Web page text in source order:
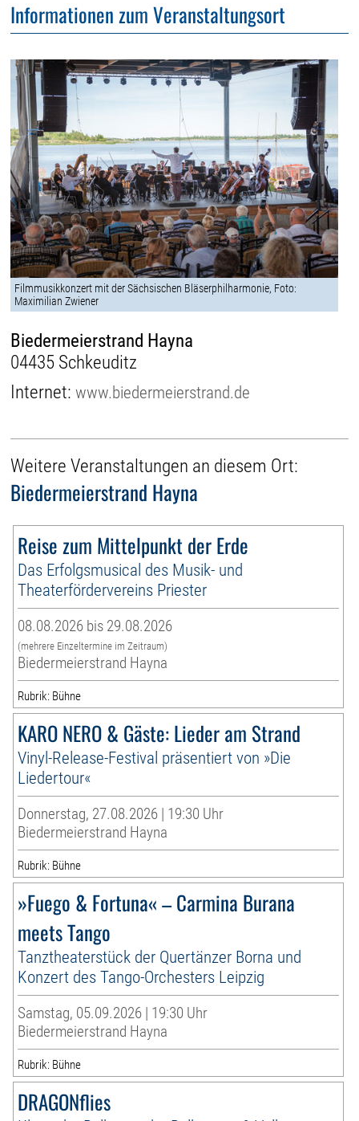
Informationen zum Veranstaltungsort
Filmmusikkonzert mit der Sächsischen Bläserphilharmonie, Foto:
Maximilian Zwiener
Biedermeierstrand Hayna
04435 Schkeuditz
Internet:www.biedermeierstrand.de
Weitere Veranstaltungen an diesem Ort:
Biedermeierstrand Hayna
Reise zum Mittelpunkt der Erde
Das Erfolgsmusical des Musik- und
Theaterfördervereins Priester
08.08.2026 bis 29.08.2026
(mehrere Einzeltermine im Zeitraum)
Biedermeierstrand Hayna
Rubrik: Bühne
KARO NERO & Gäste: Lieder am Strand
Vinyl-Release-Festival präsentiert von »Die
Liedertour«
Donnerstag, 27.08.2026 | 19:30 Uhr
Biedermeierstrand Hayna
Rubrik: Bühne
»Fuego & Fortuna« – Carmina Burana
meets Tango
Tanztheaterstück der Quertänzer Borna und
Konzert des Tango-Orchesters Leipzig
Samstag, 05.09.2026 | 19:30 Uhr
Biedermeierstrand Hayna
Rubrik: Bühne
DRAGONflies